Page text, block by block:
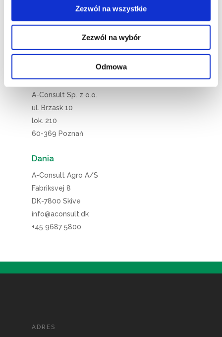
Zezwól na wszystkie
Zezwól na wybór
Odmowa
Adres pocztowy
ul. Czorsztyńska 2
Polska – Biuro Handlowe
A-Consult Sp. z o.o.
ul. Brzask 10
lok. 210
60-369 Poznań
Dania
A-Consult Agro A/S
Fabriksvej 8
DK-7800 Skive
info@aconsult.dk
+45 9687 5800
ADRES